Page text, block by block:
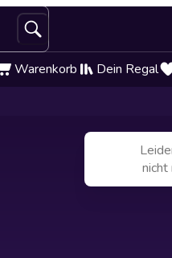
Warenkorb Dein Regal
nicht